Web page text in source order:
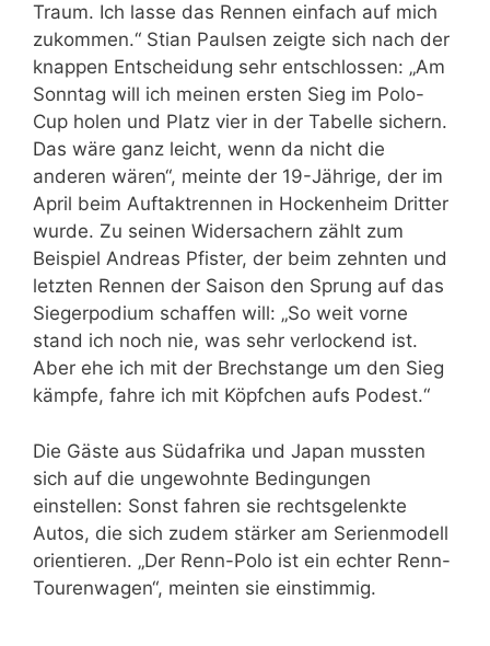
Traum. Ich lasse das Rennen einfach auf mich
zukommen.“ Stian Paulsen zeigte sich nach der
knappen Entscheidung sehr entschlossen: „Am
Sonntag will ich meinen ersten Sieg im Polo-
Cup holen und Platz vier in der Tabelle sichern.
Das wäre ganz leicht, wenn da nicht die
anderen wären“, meinte der 19-Jährige, der im
April beim Auftaktrennen in Hockenheim Dritter
wurde. Zu seinen Widersachern zählt zum
Beispiel Andreas Pfister, der beim zehnten und
letzten Rennen der Saison den Sprung auf das
Siegerpodium schaffen will: „So weit vorne
stand ich noch nie, was sehr verlockend ist.
Aber ehe ich mit der Brechstange um den Sieg
kämpfe, fahre ich mit Köpfchen aufs Podest.“
Die Gäste aus Südafrika und Japan mussten
sich auf die ungewohnte Bedingungen
einstellen: Sonst fahren sie rechtsgelenkte
Autos, die sich zudem stärker am Serienmodell
orientieren. „Der Renn-Polo ist ein echter Renn-
Tourenwagen“, meinten sie einstimmig.